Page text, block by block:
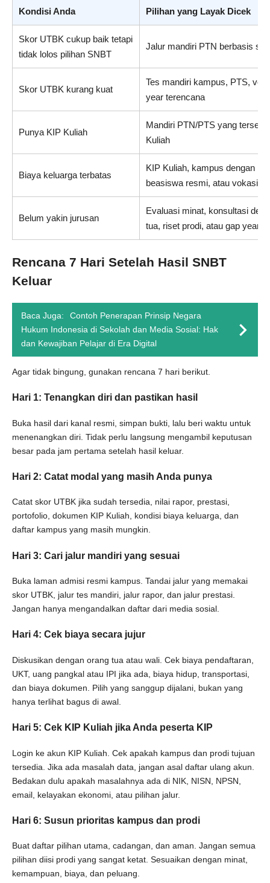
Kondisi Anda Pilihan yang Layak Dicek
Skor UTBK cukup baik tetapi
tidak lolos pilihan SNBT
Jalur mandiri PTN berbasis
Skor UTBK kurang kuat
Tes mandiri kampus, PTS,
year terencana
Punya KIP Kuliah
Mandiri PTN/PTS yang
Kuliah
Biaya keluarga terbatas
KIP Kuliah, kampus dengan
beasiswa resmi, atau vokasi
Belum yakin jurusan
Evaluasi minat, konsultasi
tua, riset prodi, atau gap year
Rencana 7 Hari Setelah Hasil SNBT
Keluar
Baca Juga:
Contoh Penerapan Prinsip Negara
Hukum Indonesia di Sekolah dan Media Sosial: Hak
dan Kewajiban Pelajar di Era Digital
Agar tidak bingung, gunakan rencana 7 hari berikut.
Hari 1: Tenangkan diri dan pastikan hasil
Buka hasil dari kanal resmi, simpan bukti, lalu beri waktu untuk
menenangkan diri. Tidak perlu langsung mengambil keputusan
besar pada jam pertama setelah hasil keluar.
Hari 2: Catat modal yang masih Anda punya
Catat skor UTBK jika sudah tersedia, nilai rapor, prestasi,
portofolio, dokumen KIP Kuliah, kondisi biaya keluarga, dan
daftar kampus yang masih mungkin.
Hari 3: Cari jalur mandiri yang sesuai
Buka laman admisi resmi kampus. Tandai jalur yang memakai
skor UTBK, jalur tes mandiri, jalur rapor, dan jalur prestasi.
Jangan hanya mengandalkan daftar dari media sosial.
Hari 4: Cek biaya secara jujur
Diskusikan dengan orang tua atau wali. Cek biaya pendaftaran,
UKT, uang pangkal atau IPI jika ada, biaya hidup, transportasi,
dan biaya dokumen. Pilih yang sanggup dijalani, bukan yang
hanya terlihat bagus di awal.
Hari 5: Cek KIP Kuliah jika Anda peserta KIP
Login ke akun KIP Kuliah. Cek apakah kampus dan prodi tujuan
tersedia. Jika ada masalah data, jangan asal daftar ulang akun.
Bedakan dulu apakah masalahnya ada di NIK, NISN, NPSN,
email, kelayakan ekonomi, atau pilihan jalur.
Hari 6: Susun prioritas kampus dan prodi
Buat daftar pilihan utama, cadangan, dan aman. Jangan semua
pilihan diisi prodi yang sangat ketat. Sesuaikan dengan minat,
kemampuan, biaya, dan peluang.